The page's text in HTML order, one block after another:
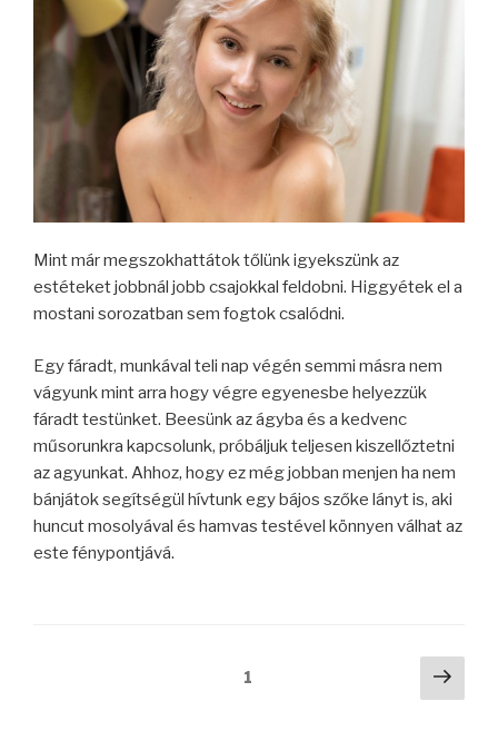
Mint már megszokhattátok tőlünk igyekszünk az
estéteket jobbnál jobb csajokkal feldobni. Higgyétek el a
mostani sorozatban sem fogtok csalódni.
Egy fáradt, munkával teli nap végén semmi másra nem
vágyunk mint arra hogy végre egyenesbe helyezzük
fáradt testünket. Beesünk az ágyba és a kedvenc
műsorunkra kapcsolunk, próbáljuk teljesen kiszellőztetni
az agyunkat. Ahhoz, hogy ez még jobban menjen ha nem
bánjátok segítségül hívtunk egy bájos szőke lányt is, aki
huncut mosolyával és hamvas testével könnyen válhat az
este fénypontjává.
1
oldal